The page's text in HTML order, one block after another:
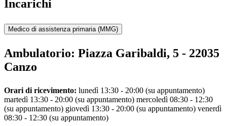
Incarichi
Medico di assistenza primaria (MMG)
Ambulatorio: Piazza Garibaldi, 5 - 22035
Canzo
Orari di ricevimento: lunedì 13:30 - 20:00 (su appuntamento)
martedì 13:30 - 20:00 (su appuntamento) mercoledì 08:30 - 12:30
(su appuntamento) giovedì 13:30 - 20:00 (su appuntamento) venerdì
08:30 - 12:30 (su appuntamento)